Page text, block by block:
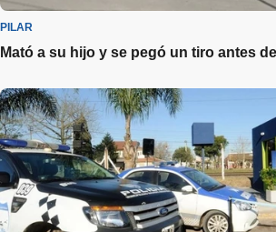
PILAR
Mató a su hijo y se pegó un tiro antes